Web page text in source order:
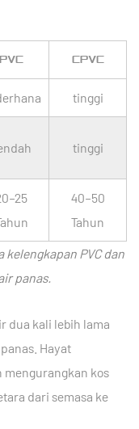
PVC dan
panas.
PVC CPVC
tinggi
tinggi
40–50
Tahun
dua kali lebih lama
Hayat
mengurangkan kos
dari semasa ke